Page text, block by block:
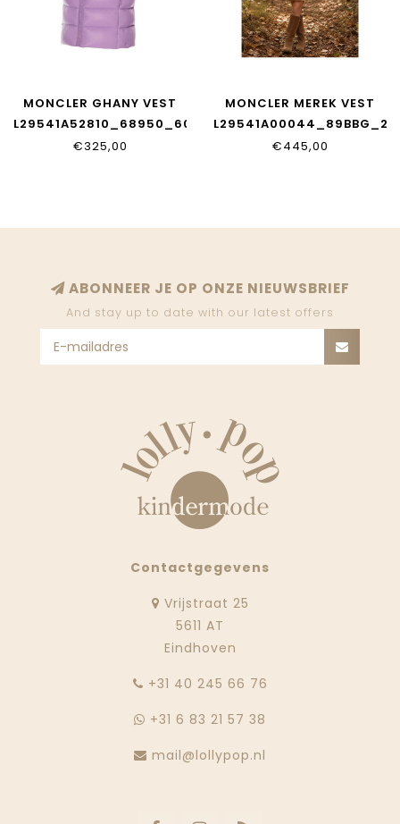
MONCLER GHANY VEST
L29541A52810_68950_602
€325,00
MONCLER MEREK VEST
€445,00
ABONNEER JE OP ONZE NIEUWSBRIEF
And stay up to date with our latest offers
Contactgegevens
Vrijstraat 25
5611 AT
Eindhoven
‭+31 40 245 66 76
+31 6 83 21 57 38
mail@lollypop.nl